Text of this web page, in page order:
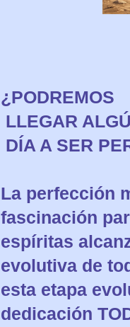
¿PODREMOS
LLEGAR
DÍA A
La perfección
fascinación
espíritas
evolutiva de
esta etapa
dedicación